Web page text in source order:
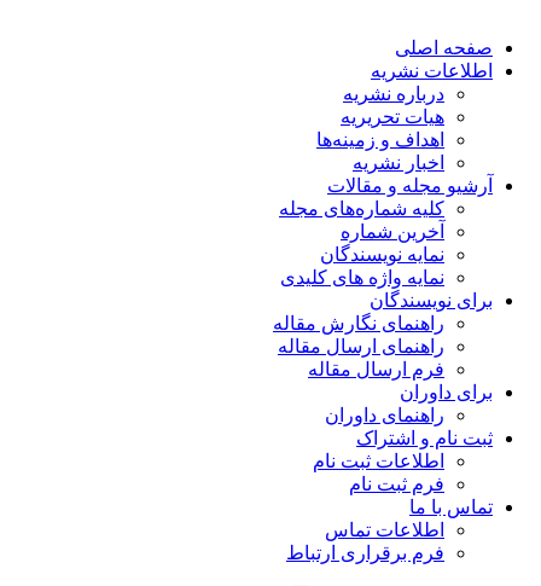
صفحه اصلی
اطلاعات نشریه
درباره نشریه
هیات تحریریه
اهداف و زمینه‌ها
اخبار نشریه
آرشیو مجله و مقالات
کلیه شماره‌های مجله
آخرین شماره
نمایه نویسندگان
نمایه واژه های کلیدی
برای نویسندگان
راهنمای نگارش مقاله
راهنمای ارسال مقاله
فرم ارسال مقاله
برای داوران
راهنمای داوران
ثبت نام و اشتراک
اطلاعات ثبت نام
فرم ثبت نام
تماس با ما
اطلاعات تماس
فرم برقراری ارتباط